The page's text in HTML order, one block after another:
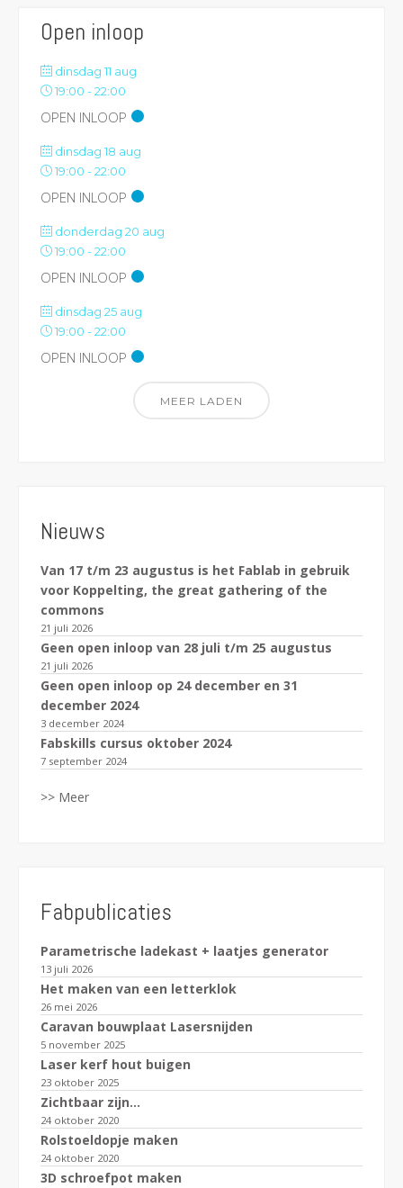
Open inloop
dinsdag 11 aug
19:00 -22:00
OPEN INLOOP
dinsdag 18 aug
19:00 -22:00
OPEN INLOOP
donderdag 20 aug
19:00 -22:00
OPEN INLOOP
dinsdag 25 aug
19:00 -22:00
OPEN INLOOP
MEER LADEN
Nieuws
Van 17 t/m 23 augustus is het Fablab in gebruik
voor Koppelting, the great gathering of the
commons
21 juli 2026
Geen open inloop van 28 juli t/m 25 augustus
21 juli 2026
Geen open inloop op 24 december en 31
december 2024
3 december 2024
Fabskills cursus oktober 2024
7 september 2024
>> Meer
Fabpublicaties
Parametrische ladekast + laatjes generator
13 juli 2026
Het maken van een letterklok
26 mei 2026
Caravan bouwplaat Lasersnijden
5 november 2025
Laser kerf hout buigen
23 oktober 2025
Zichtbaar zijn…
24 oktober 2020
Rolstoeldopje maken
24 oktober 2020
3D schroefpot maken